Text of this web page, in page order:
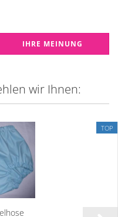
IHRE MEINUNG
wir Ihnen:
TOP